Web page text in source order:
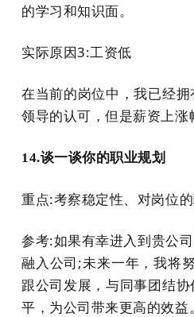
的学习和知识面。
实际原因3:工资低
在当前的岗位中，我已经
领导的认可，但是薪资上
14.谈一谈你的职业规划
重点:考察稳定性、对岗位
参考:如果有幸进入到贵公
融入公司;未来一年，我将
跟公司发展，与同事团结
平，为公司带来更高的效益